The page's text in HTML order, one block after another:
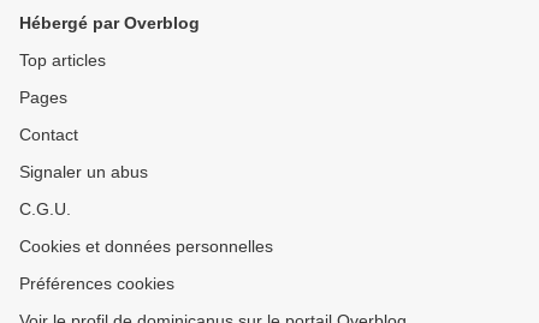
Hébergé par Overblog
Top articles
Pages
Contact
Signaler un abus
C.G.U.
Cookies et données personnelles
Préférences cookies